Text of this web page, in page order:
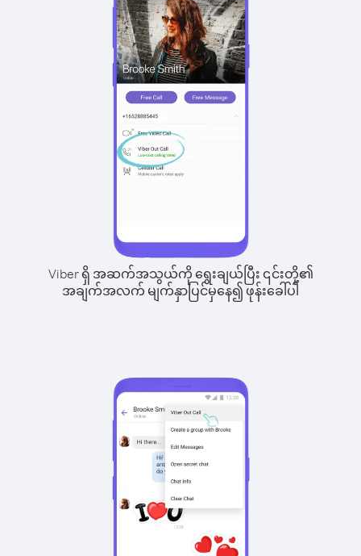
Viber ရှိ အဆက်အသွယ်ကို ရွေးချယ်ပြီး ၎င်းတို့၏
အချက်အလက် မျက်နှာပြင်မှနေ၍ ဖုန်းခေါ်ပါ